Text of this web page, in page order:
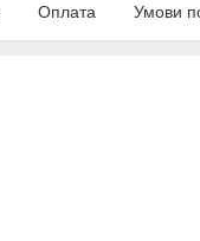
Оплата Умови